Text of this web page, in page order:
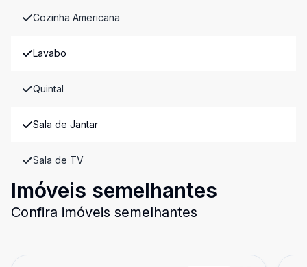
Cozinha Americana
Lavabo
Quintal
Sala de Jantar
Sala de TV
Imóveis semelhantes
Confira imóveis semelhantes